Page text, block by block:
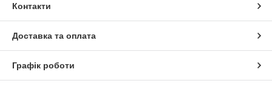
Контакти
Доставка та оплата
Графік роботи